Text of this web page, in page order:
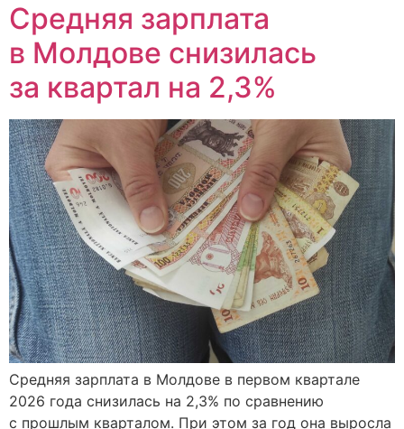
Средняя зарплата
в Молдове снизилась
за квартал на 2,3%
Средняя зарплата в Молдове в первом квартале
2026 года снизилась на 2,3% по сравнению
с прошлым кварталом. При этом за год она выросла